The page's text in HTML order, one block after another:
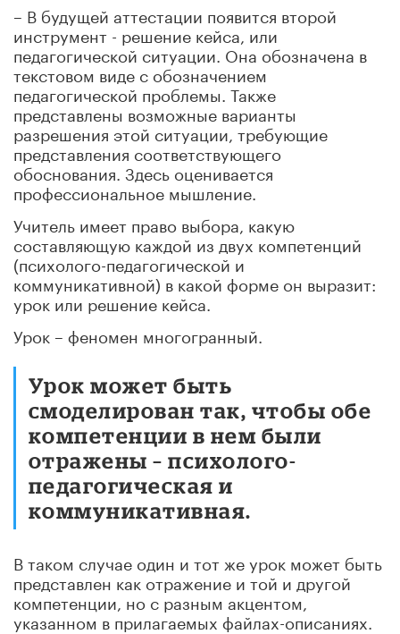
– В будущей аттестации появится второй
инструмент - решение кейса, или
педагогической ситуации. Она обозначена в
текстовом виде с обозначением
педагогической проблемы. Также
представлены возможные варианты
разрешения этой ситуации, требующие
представления соответствующего
обоснования. Здесь оценивается
профессиональное мышление.
Учитель имеет право выбора, какую
составляющую каждой из двух компетенций
(психолого-педагогической и
коммуникативной) в какой форме он выразит:
урок или решение кейса.
Урок – феномен многогранный.
Урок может быть
смоделирован так, чтобы обе
компетенции в нем были
отражены – психолого-
педагогическая и
коммуникативная.
В таком случае один и тот же урок может быть
представлен как отражение и той и другой
компетенции, но с разным акцентом,
указанном в прилагаемых файлах-описаниях.